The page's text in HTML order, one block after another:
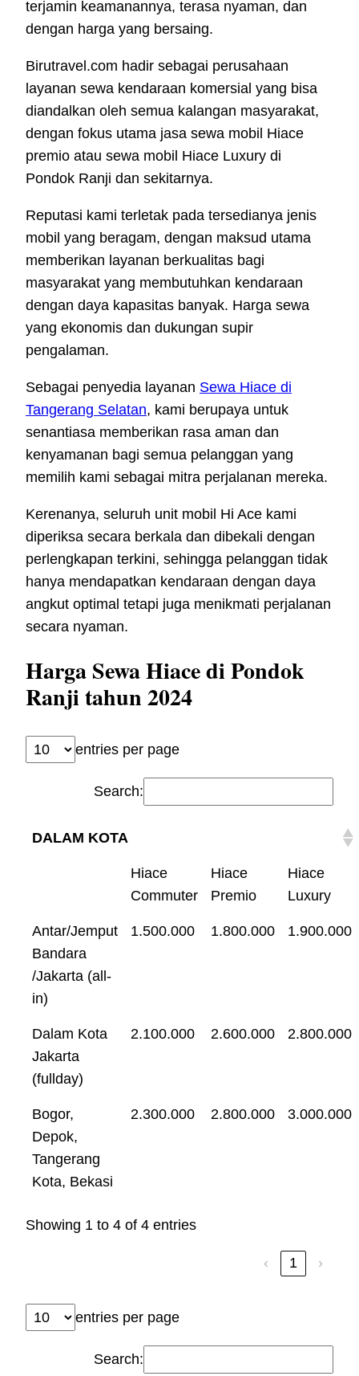
terjamin keamanannya, terasa nyaman, dan
dengan harga yang bersaing.
Birutravel.com hadir sebagai perusahaan
layanan sewa kendaraan komersial yang bisa
diandalkan oleh semua kalangan masyarakat,
dengan fokus utama jasa sewa mobil Hiace
premio atau sewa mobil Hiace Luxury di
Pondok Ranji dan sekitarnya.
Reputasi kami terletak pada tersedianya jenis
mobil yang beragam, dengan maksud utama
memberikan layanan berkualitas bagi
masyarakat yang membutuhkan kendaraan
dengan daya kapasitas banyak. Harga sewa
yang ekonomis dan dukungan supir
pengalaman.
Sebagai penyedia layanan Sewa Hiace di
Tangerang Selatan, kami berupaya untuk
senantiasa memberikan rasa aman dan
kenyamanan bagi semua pelanggan yang
memilih kami sebagai mitra perjalanan mereka.
Kerenanya, seluruh unit mobil Hi Ace kami
diperiksa secara berkala dan dibekali dengan
perlengkapan terkini, sehingga pelanggan tidak
hanya mendapatkan kendaraan dengan daya
angkut optimal tetapi juga menikmati perjalanan
secara nyaman.
Harga Sewa Hiace di Pondok
Ranji tahun 2024
entries per page
Search:
DALAM KOTA
Hiace
Commuter
Hiace
Premio
Hiace
Luxury
Antar/Jemput
Bandara
/Jakarta (all-
in)
1.500.000 1.800.000 1.900.000
Dalam Kota
Jakarta
(fullday)
2.100.000 2.600.000 2.800.000
Bogor,
Depok,
Tangerang
Kota, Bekasi
2.300.000 2.800.000 3.000.000
Showing 1 to 4 of 4 entries
‹ 1 ›
entries per page
Search: